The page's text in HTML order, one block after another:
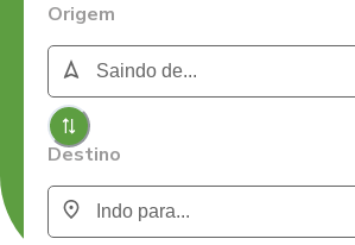
Origem
Destino